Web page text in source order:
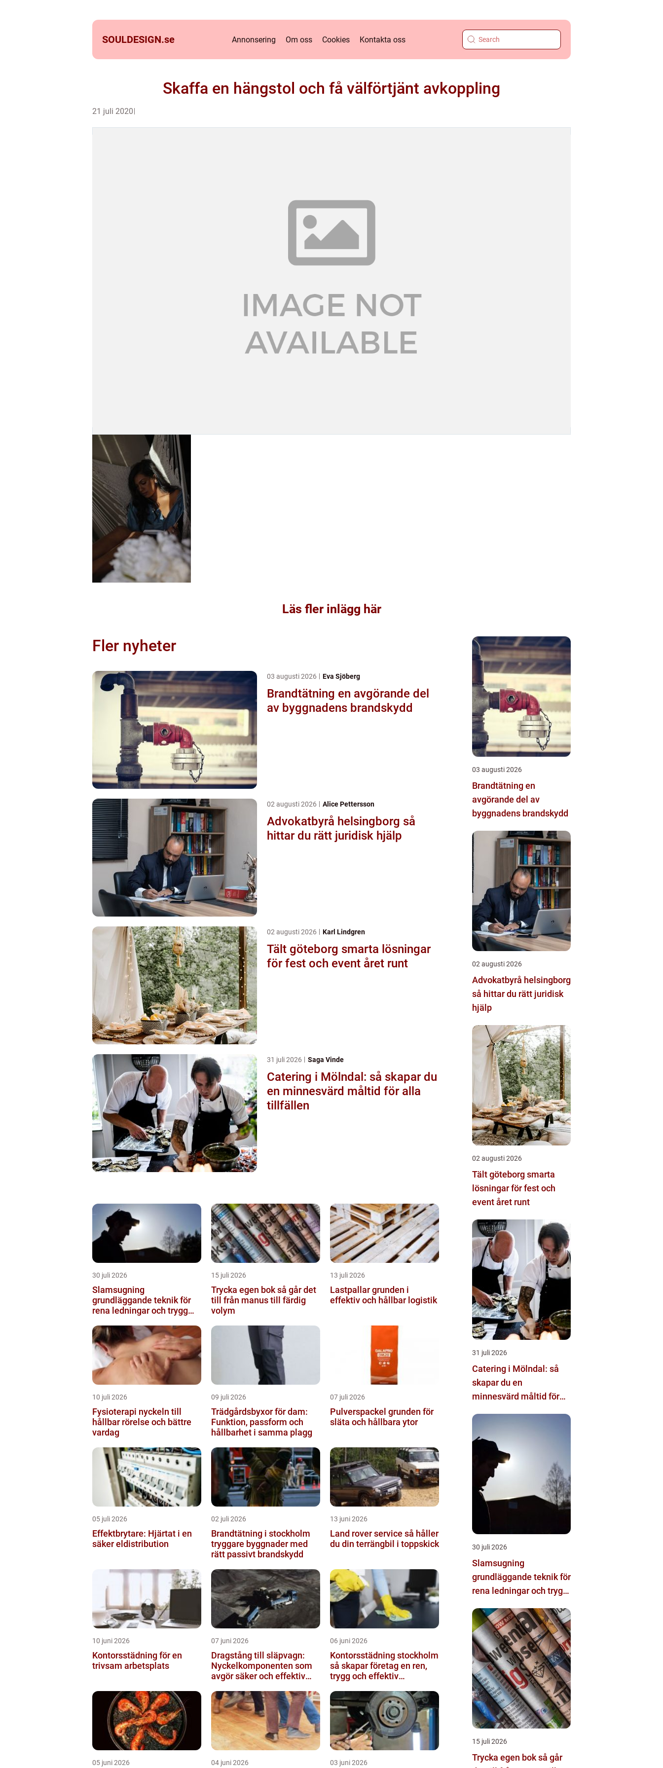
SOULDESIGN.se Annonsering Om oss Cookies Kontakta oss
Skaffa en hängstol och få välförtjänt avkoppling
21 juli 2020
Läs fler inlägg här
Fler nyheter
03 augusti 2026 Eva Sjöberg
Brandtätning en avgörande del
av byggnadens brandskydd
02 augusti 2026 Alice Pettersson
Advokatbyrå helsingborg så
hittar du rätt juridisk hjälp
02 augusti 2026 Karl Lindgren
Tält göteborg smarta lösningar
för fest och event året runt
31 juli 2026 Saga Vinde
Catering i Mölndal: så skapar du
en minnesvärd måltid för alla
tillfällen
30 juli 2026
Slamsugning
grundläggande teknik för
rena ledningar och trygg
15 juli 2026
Trycka egen bok så går det
till från manus till färdig
volym
13 juli 2026
Lastpallar grunden i
effektiv och hållbar logistik
10 juli 2026
Fysioterapi nyckeln till
hållbar rörelse och bättre
vardag
09 juli 2026
Trädgårdsbyxor för dam:
Funktion, passform och
hållbarhet i samma plagg
07 juli 2026
Pulverspackel grunden för
släta och hållbara ytor
05 juli 2026
Effektbrytare: Hjärtat i en
säker eldistribution
02 juli 2026
Brandtätning i stockholm
tryggare byggnader med
rätt passivt brandskydd
13 juni 2026
Land rover service så håller
du din terrängbil i toppskick
10 juni 2026
Kontorsstädning för en
trivsam arbetsplats
07 juni 2026
Dragstång till släpvagn:
Nyckelkomponenten som
avgör säker och effektiv
06 juni 2026
Kontorsstädning stockholm
så skapar företag en ren,
trygg och effektiv
05 juni 2026 04 juni 2026 03 juni 2026
03 augusti 2026
Brandtätning en
avgörande del av
byggnadens brandskydd
02 augusti 2026
Advokatbyrå helsingborg
så hittar du rätt juridisk
hjälp
02 augusti 2026
Tält göteborg smarta
lösningar för fest och
event året runt
31 juli 2026
Catering i Mölndal: så
skapar du en
minnesvärd måltid för
30 juli 2026
Slamsugning
grundläggande teknik för
rena ledningar och trygg
15 juli 2026
Trycka egen bok så går